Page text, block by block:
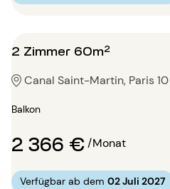
2 Zimmer 60m²
Canal Saint-Martin, Paris 10
Balkon
2 366 €/Monat
Verfügbar ab dem 02 Juli 2027